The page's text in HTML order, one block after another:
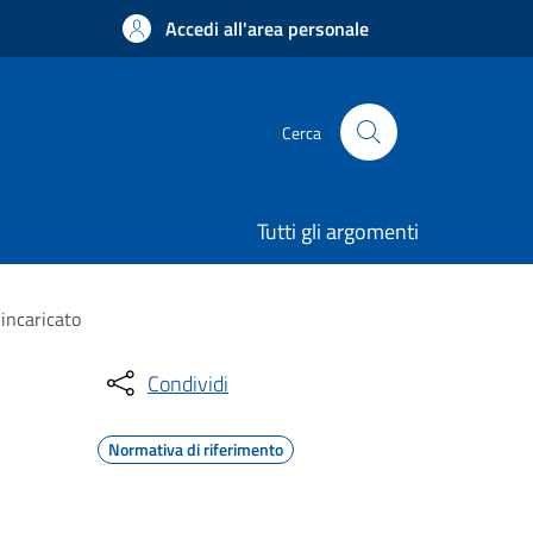
Accedi all'area personale
Cerca
Tutti gli argomenti
Condividi
Normativa di riferimento